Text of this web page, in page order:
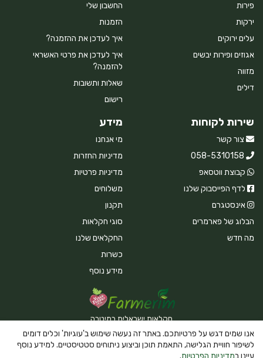
פירות
ירקות
עלים ירוקים
אגוזים ופירות יבשים
מזווה
דילים
החשבון שלי
הזמנות
איך לעדכן את ההזמנה?
איך לעדכן את פרטי האשראי
להזמנה?
שאלות ותשובות
רישום
שירות לקוחות
צור קשר
058-5310158
קבוצת ווטסאפ
לדף הפייסבוק שלנו
אינסטגרם
הבלוג של פארמרים
מה חדש
מידע
מי אנחנו
מדיניות החזרות
מדיניות פרטיות
משלוחים
תקנון
סוגי חקלאות
החקלאים שלנו
כשרות
מידע נוסף
חקלאות ישראלית במיטבה
אנו שמים דגש על פרטיותכם. באתר זה נעשה שימוש ב'עוגיות' וכלים דומים
לשיפור חוויית הגלישה, התאמת תוכן וביצוע ניתוחים סטטיסטיים. למידע נוסף
עיינו במדיניות הפרטיות.